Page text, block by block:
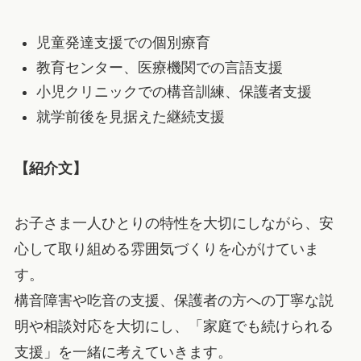
児童発達支援での個別療育
教育センター、医療機関での言語支援
小児クリニックでの構音訓練、保護者支援
就学前後を見据えた継続支援
【紹介文】
お子さま一人ひとりの特性を大切にしながら、安
心して取り組める雰囲気づくりを心がけていま
す。
構音障害や吃音の支援、保護者の方への丁寧な説
明や相談対応を大切にし、「家庭でも続けられる
支援」を一緒に考えていきます。